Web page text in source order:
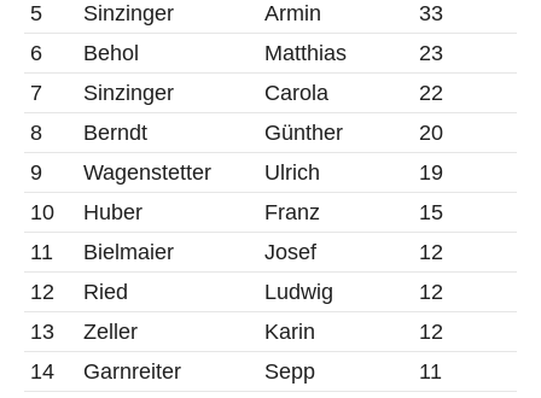
5
Sinzinger Armin
33
6
Behol Matthias
23
7
Sinzinger Carola
22
8
Berndt Günther
20
9
Wagenstetter Ulrich
19
10
Huber Franz
15
11
Bielmaier Josef
12
12
Ried Ludwig
12
13
Zeller Karin
12
14
Garnreiter Sepp
11